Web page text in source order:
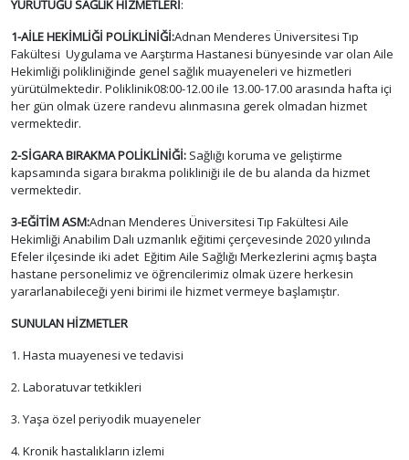
YÜRÜTÜĞÜ SAĞLIK HİZMETLERİ:
1-AİLE HEKİMLİĞİ POLİKLİNİĞİ:Adnan Menderes Üniversitesi Tıp
Fakültesi Uygulama ve Aarştırma Hastanesi bünyesinde var olan Aile
Hekimliği polikliniğinde genel sağlık muayeneleri ve hizmetleri
yürütülmektedir. Poliklinik08:00-12.00 ile 13.00-17.00 arasında hafta içi
her gün olmak üzere randevu alınmasına gerek olmadan hizmet
vermektedir.
2-SİGARA BIRAKMA POLİKLİNİĞİ: Sağlığı koruma ve geliştirme
kapsamında sigara bırakma polikliniği ile de bu alanda da hizmet
vermektedir.
3-EĞİTİM ASM:Adnan Menderes Üniversitesi Tıp Fakültesi Aile
Hekimliği Anabilim Dalı uzmanlık eğitimi çerçevesinde 2020 yılında
Efeler ilçesinde iki adet Eğitim Aile Sağlığı Merkezlerini açmış başta
hastane personelimiz ve öğrencilerimiz olmak üzere herkesin
yararlanabileceği yeni birimi ile hizmet vermeye başlamıştır.
SUNULAN HİZMETLER
1. Hasta muayenesi ve tedavisi
2. Laboratuvar tetkikleri
3. Yaşa özel periyodik muayeneler
4. Kronik hastalıkların izlemi